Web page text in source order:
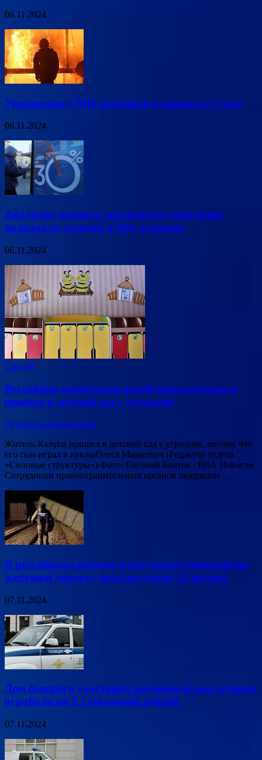
06.11.2024
Украинские СМИ сообщили о взрыве в Сумах
06.11.2024
Аналитик оценила вероятность появления
вкладов со ставкой в 30% годовых
06.11.2024
Сводки
Россиянин возмутился игрой сына в куклы и
пришел в детский сад с угрозами
Оставьте комментарий
Житель Калуги пришел в детский сад с угрозами, потому что
его сын играл в куклыОлеся Мицкевич (Редактор отдела
«Силовые структуры») Фото: Евгений Биятов / РИА Новости
Сотрудники правоохранительных органов задержали …
В российском регионе в результате диверсии на
железной дороге с рельсов сошло 22 вагона
07.11.2024
Дом бывшего участника российской рок-группы
ограбили на 5,2 миллиона рублей
07.11.2024